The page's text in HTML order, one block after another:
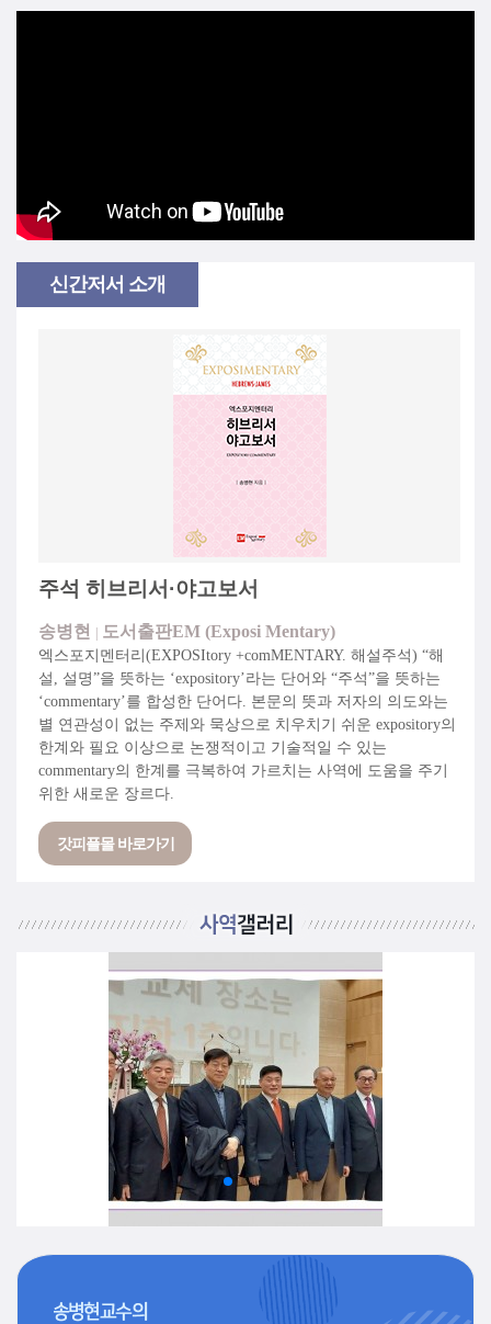
신간저서 소개
주석 히브리서·야고보서
송병현 도서출판EM (Exposi Mentary)
엑스포지멘터리(EXPOSItory +comMENTARY. 해설주석) “해
설, 설명”을 뜻하는 ‘expository’라는 단어와 “주석”을 뜻하는
‘commentary’를 합성한 단어다. 본문의 뜻과 저자의 의도와는
별 연관성이 없는 주제와 묵상으로 치우치기 쉬운 expository의
한계와 필요 이상으로 논쟁적이고 기술적일 수 있는
commentary의 한계를 극복하여 가르치는 사역에 도움을 주기
위한 새로운 장르다.
갓피플몰 바로가기